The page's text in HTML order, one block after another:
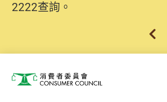
2222查詢。
方便日後作出跟進。
消費者委員會